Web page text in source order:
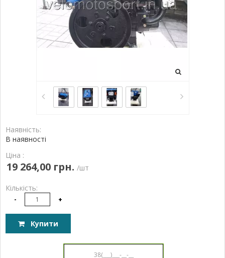
Наявність:
В наявності
Ціна :
19 264,00 грн. /шт
Кількість:
- +
Купити